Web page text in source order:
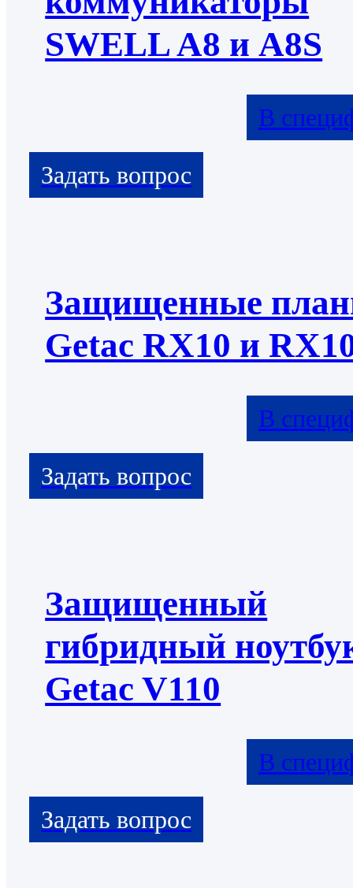
SWELL A8 и A8S
В
Защищенные
Getac RX10 и
В
Защищенный
гибридный
Getac V110
В